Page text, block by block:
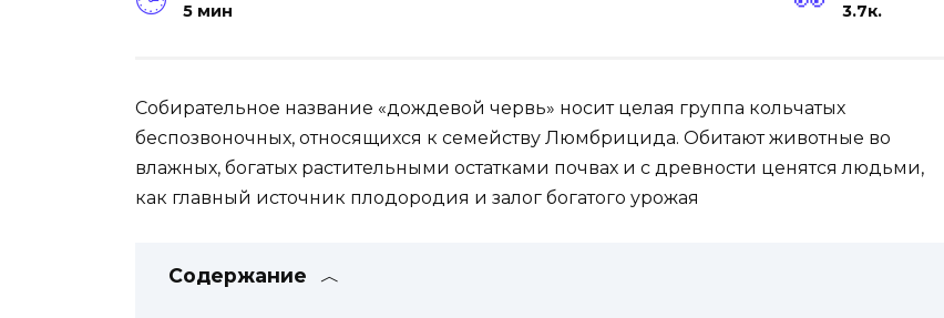
5 мин 3.7к.
Собирательное название «дождевой червь» носит целая группа кольчатых
беспозвоночных, относящихся к семейству Люмбрицида. Обитают животные во
влажных, богатых растительными остатками почвах и с древности ценятся людьми,
как главный источник плодородия и залог богатого урожая
Содержание